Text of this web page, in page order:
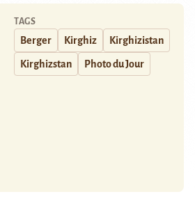
TAGS
Berger Kirghiz Kirghizistan
Kirghizstan Photo du Jour